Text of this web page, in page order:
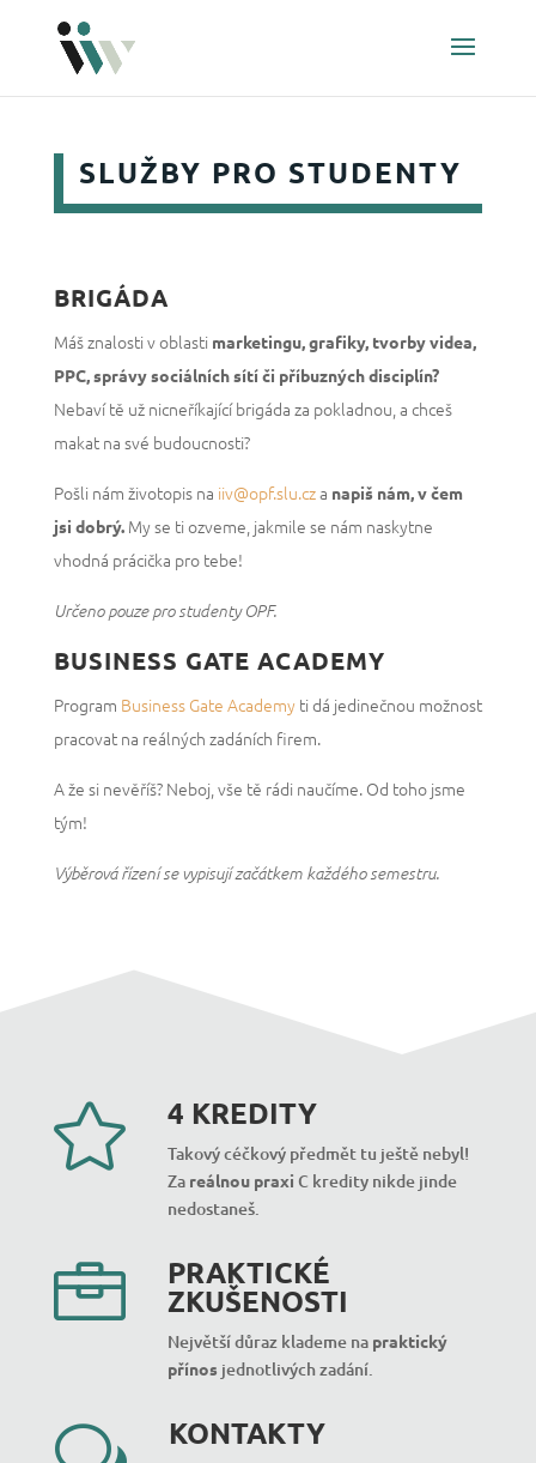
SLUŽBY PRO STUDENTY
BRIGÁDA
Máš znalosti v oblastimarketingu, grafiky, tvorby videa,
PPC, správy sociálních sítí či příbuzných disciplín?
Nebaví tě už nicneříkající brigáda za pokladnou, a chceš
makat na své budoucnosti?
Pošli nám životopis na iiv@opf.slu.cza napiš nám, v čem
jsi dobrý.My se ti ozveme, jakmile se nám naskytne
vhodná prácička pro tebe!
Určeno pouze pro studenty OPF.
BUSINESS GATE ACADEMY
Program Business Gate Academyti dá jedinečnou možnost
pracovat na reálných zadáních firem.
A že si nevěříš? Neboj, vše tě rádi naučíme. Od toho jsme
tým!
Výběrová řízení se vypisují začátkem každého semestru.
 4 KREDITY
Takový céčkový předmět tu ještě nebyl!
Za reálnou praxi C kredity nikde jinde
nedostaneš.
 PRAKTICKÉ
ZKUŠENOSTI
Největší důraz klademe na praktický
přínos jednotlivých zadání.
KONTAKTY